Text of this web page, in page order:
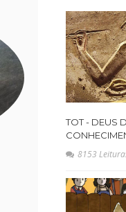
TOT - DEUS
8153